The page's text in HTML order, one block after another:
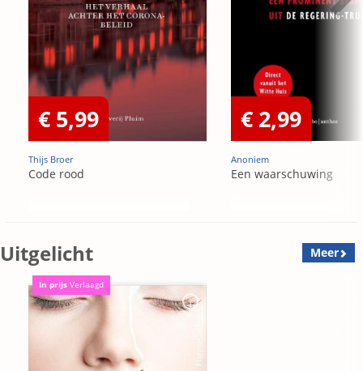
€ 5,99
Thijs Broer
Code rood
€ 2,99
Anoniem
Een waarschuwing
Uitgelicht Meer
In prijs Verlaagd